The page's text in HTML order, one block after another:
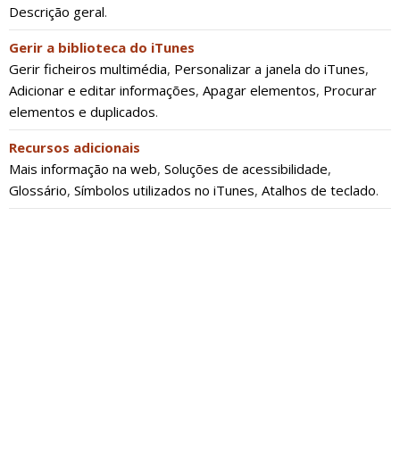
Descrição geral.
Gerir a biblioteca do iTunes
Gerir ficheiros multimédia, Personalizar a janela do iTunes,
Adicionar e editar informações, Apagar elementos, Procurar
elementos e duplicados.
Recursos adicionais
Mais informação na web, Soluções de acessibilidade,
Glossário, Símbolos utilizados no iTunes, Atalhos de teclado.